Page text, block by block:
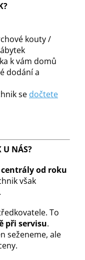
kouty /
k vám domů
dodání a
se dočtete
U NÁS?
od roku
však
To
při servisu.
seženeme, ale